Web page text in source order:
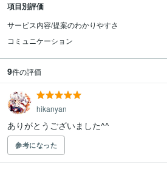
項目別評価
サービス内容/提案のわかりやすさ
コミュニケーション
9件の評価
hikanyan
ありがとうございました^^
参考になった